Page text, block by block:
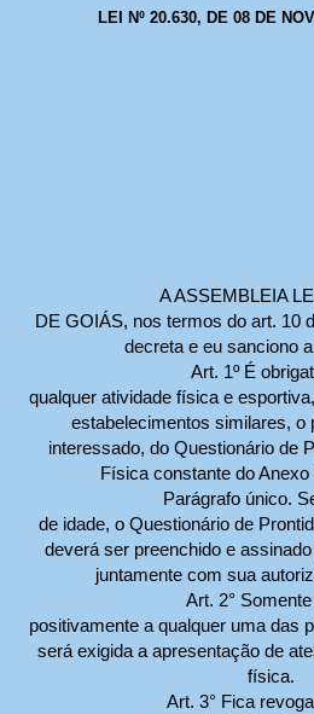
LEI Nº 20.630, DE 08 DE
A ASSEMBLEIA
DE GOIÁS, nos termos do art. 10
decreta e eu sanciono
Art. 1º É
qualquer atividade física e
estabelecimentos similares, o
interessado, do Questionário de
Física constante do
Parágrafo único.
de idade, o Questionário de
deverá ser preenchido e
juntamente com sua
Art. 2°
positivamente a qualquer uma das
será exigida a apresentação de
física.
Art. 3° Fica